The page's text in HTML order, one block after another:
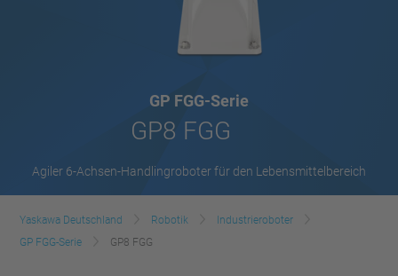
GP FGG-Serie
GP8 FGG
Agiler 6-Achsen-Handlingroboter für den Lebensmittelbereich
Yaskawa Deutschland Robotik
Industrieroboter
GP FGG-Serie
GP8 FGG